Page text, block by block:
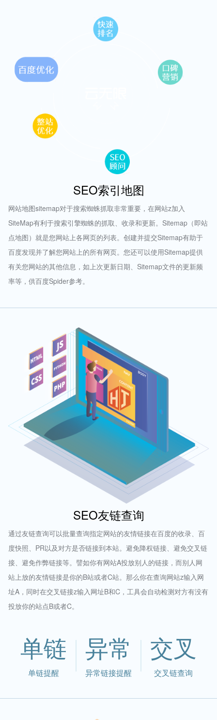
SEO索引地图
网站地图sitemap对于搜索蜘蛛抓取非常重要，在网站z加入
SiteMap有利于搜索引擎蜘蛛的抓取、收录和更新。Sitemap（即站
点地图）就是您网站上各网页的列表。创建并提交Sitemap有助于
百度发现并了解您网站上的所有网页。您还可以使用Sitemap提供
有关您网站的其他信息，如上次更新日期、Sitemap文件的更新频
率等，供百度Spider参考。
SEO友链查询
通过友链查询可以批量查询指定网站的友情链接在百度的收录、百
度快照、PR以及对方是否链接到本站。避免降权链接、避免交叉链
接、避免作弊链接等。譬如你有网站A投放别人的链接，而别人网
站上放的友情链接是你的B站或者C站。那么你在查询网站z输入网
址A，同时在交叉链接z输入网址B和C，工具会自动检测对方有没有
投放你的站点B或者C。
单链
单链提醒
异常
异常链接提醒
交叉
交叉链查询